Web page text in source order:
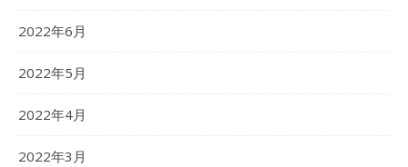
2022年6月
2022年5月
2022年4月
2022年3月